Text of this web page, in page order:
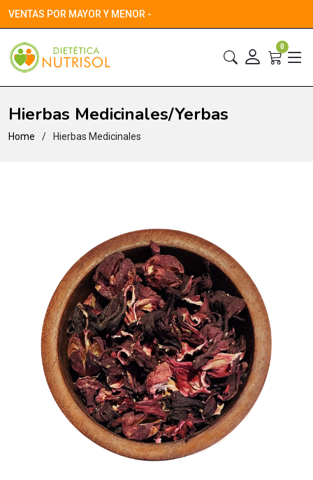
VENTAS POR MAYOR Y MENOR -
0
Hierbas Medicinales/Yerbas
Home Hierbas Medicinales